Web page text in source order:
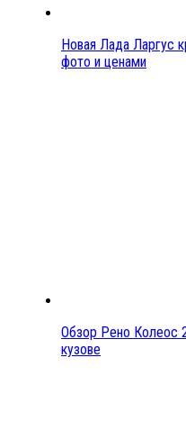
Новая Лада Ларгус
фото и ценами
Обзор Рено Колеос
кузове